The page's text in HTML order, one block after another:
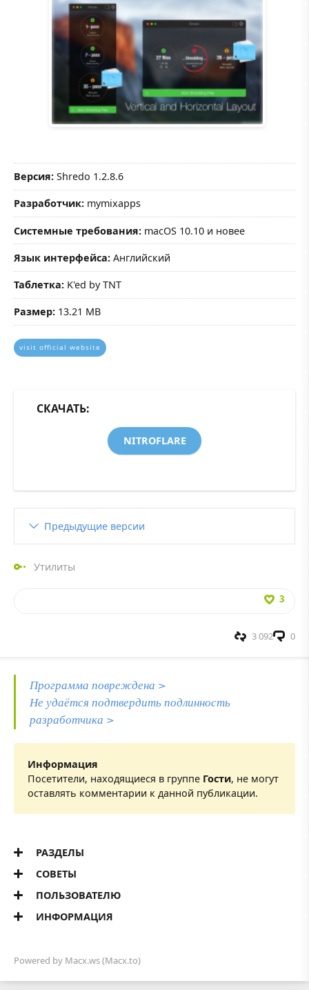
Версия: Shredo 1.2.8.6
Разработчик: mymixapps
Системные требования: macOS 10.10 и новее
Язык интерфейса: Английский
Таблетка: K'ed by TNT
Размер: 13.21 MB
visit official website
СКАЧАТЬ:
NITROFLARE
Предыдущие версии
Утилиты
3
0
3 092
Программа повреждена >
Не удаётся подтвердить подлинность
разработчика >
Информация
Посетители, находящиеся в группе Гости, не могут
оставлять комментарии к данной публикации.
РАЗДЕЛЫ
СОВЕТЫ
ПОЛЬЗОВАТЕЛЮ
ИНФОРМАЦИЯ
Powered by Macx.ws(Macx.to)